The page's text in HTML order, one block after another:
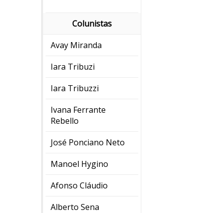
Colunistas
Avay Miranda
Iara Tribuzi
Iara Tribuzzi
Ivana Ferrante
Rebello
José Ponciano Neto
Manoel Hygino
Afonso Cláudio
Alberto Sena